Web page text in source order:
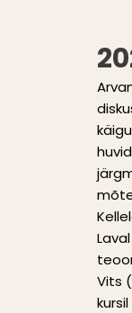
Vits
kursil